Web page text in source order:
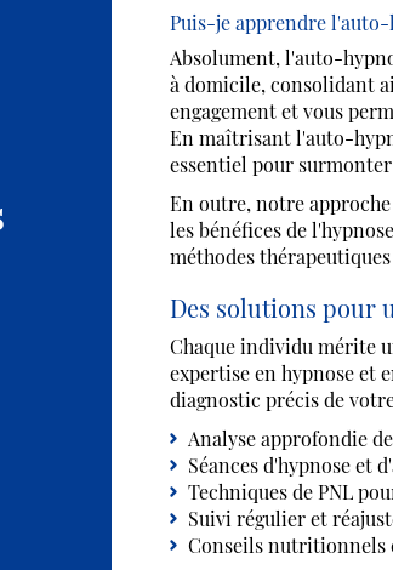
Puis-je apprendre
Absolument, l'auto-
à domicile, consolidant
engagement et vous
En maîtrisant l'auto-
essentiel pour
En outre, notre
les bénéfices de
méthodes
Des solutions pour
Chaque individu mérite
expertise en hypnose et
diagnostic précis de
Analyse approfondie
Séances d'hypnose et
Techniques de PNL
Suivi régulier et
Conseils nutritionnels